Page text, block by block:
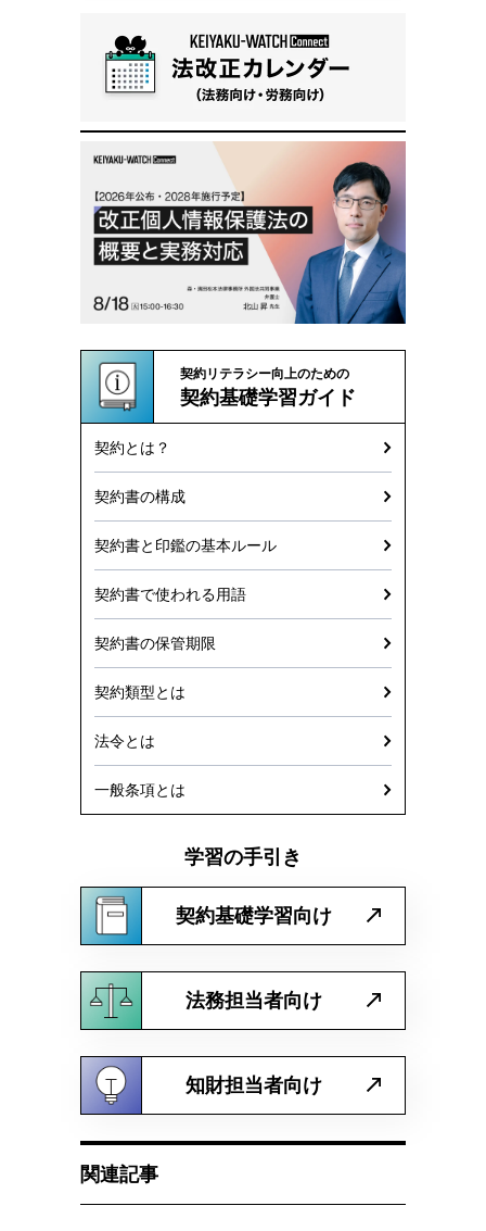
契約リテラシー向上のための
契約基礎学習ガイド
契約とは？
契約書の構成
契約書と印鑑の基本ルール
契約書で使われる用語
契約書の保管期限
契約類型とは
法令とは
一般条項とは
学習の手引き
契約基礎学習向け
法務担当者向け
知財担当者向け
関連記事